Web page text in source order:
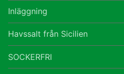
Inläggning
Havssalt från Sicilien
SOCKERFRI